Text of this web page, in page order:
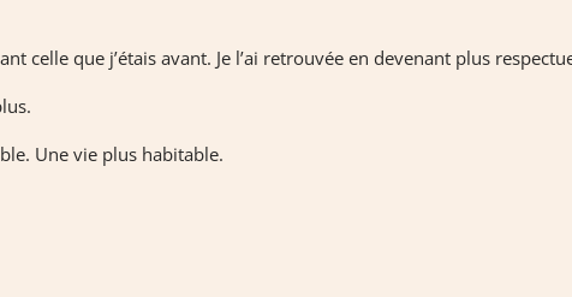
celle que j’étais avant. Je l’ai retrouvée en devenant plus
Une vie plus habitable.